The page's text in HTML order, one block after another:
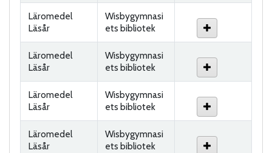
Läromedel
Läsår
Wisbygymnasi
ets bibliotek
Läromedel
Läsår
Wisbygymnasi
ets bibliotek
Läromedel
Läsår
Wisbygymnasi
ets bibliotek
Läromedel
Läsår
Wisbygymnasi
ets bibliotek